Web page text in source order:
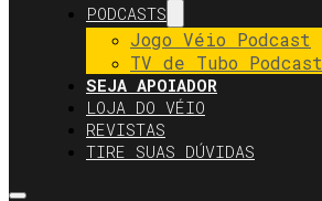
PODCASTS
Jogo Véio Podcast
TV de Tubo Podcast
SEJA APOIADOR
LOJA DO VÉIO
REVISTAS
TIRE SUAS DÚVIDAS